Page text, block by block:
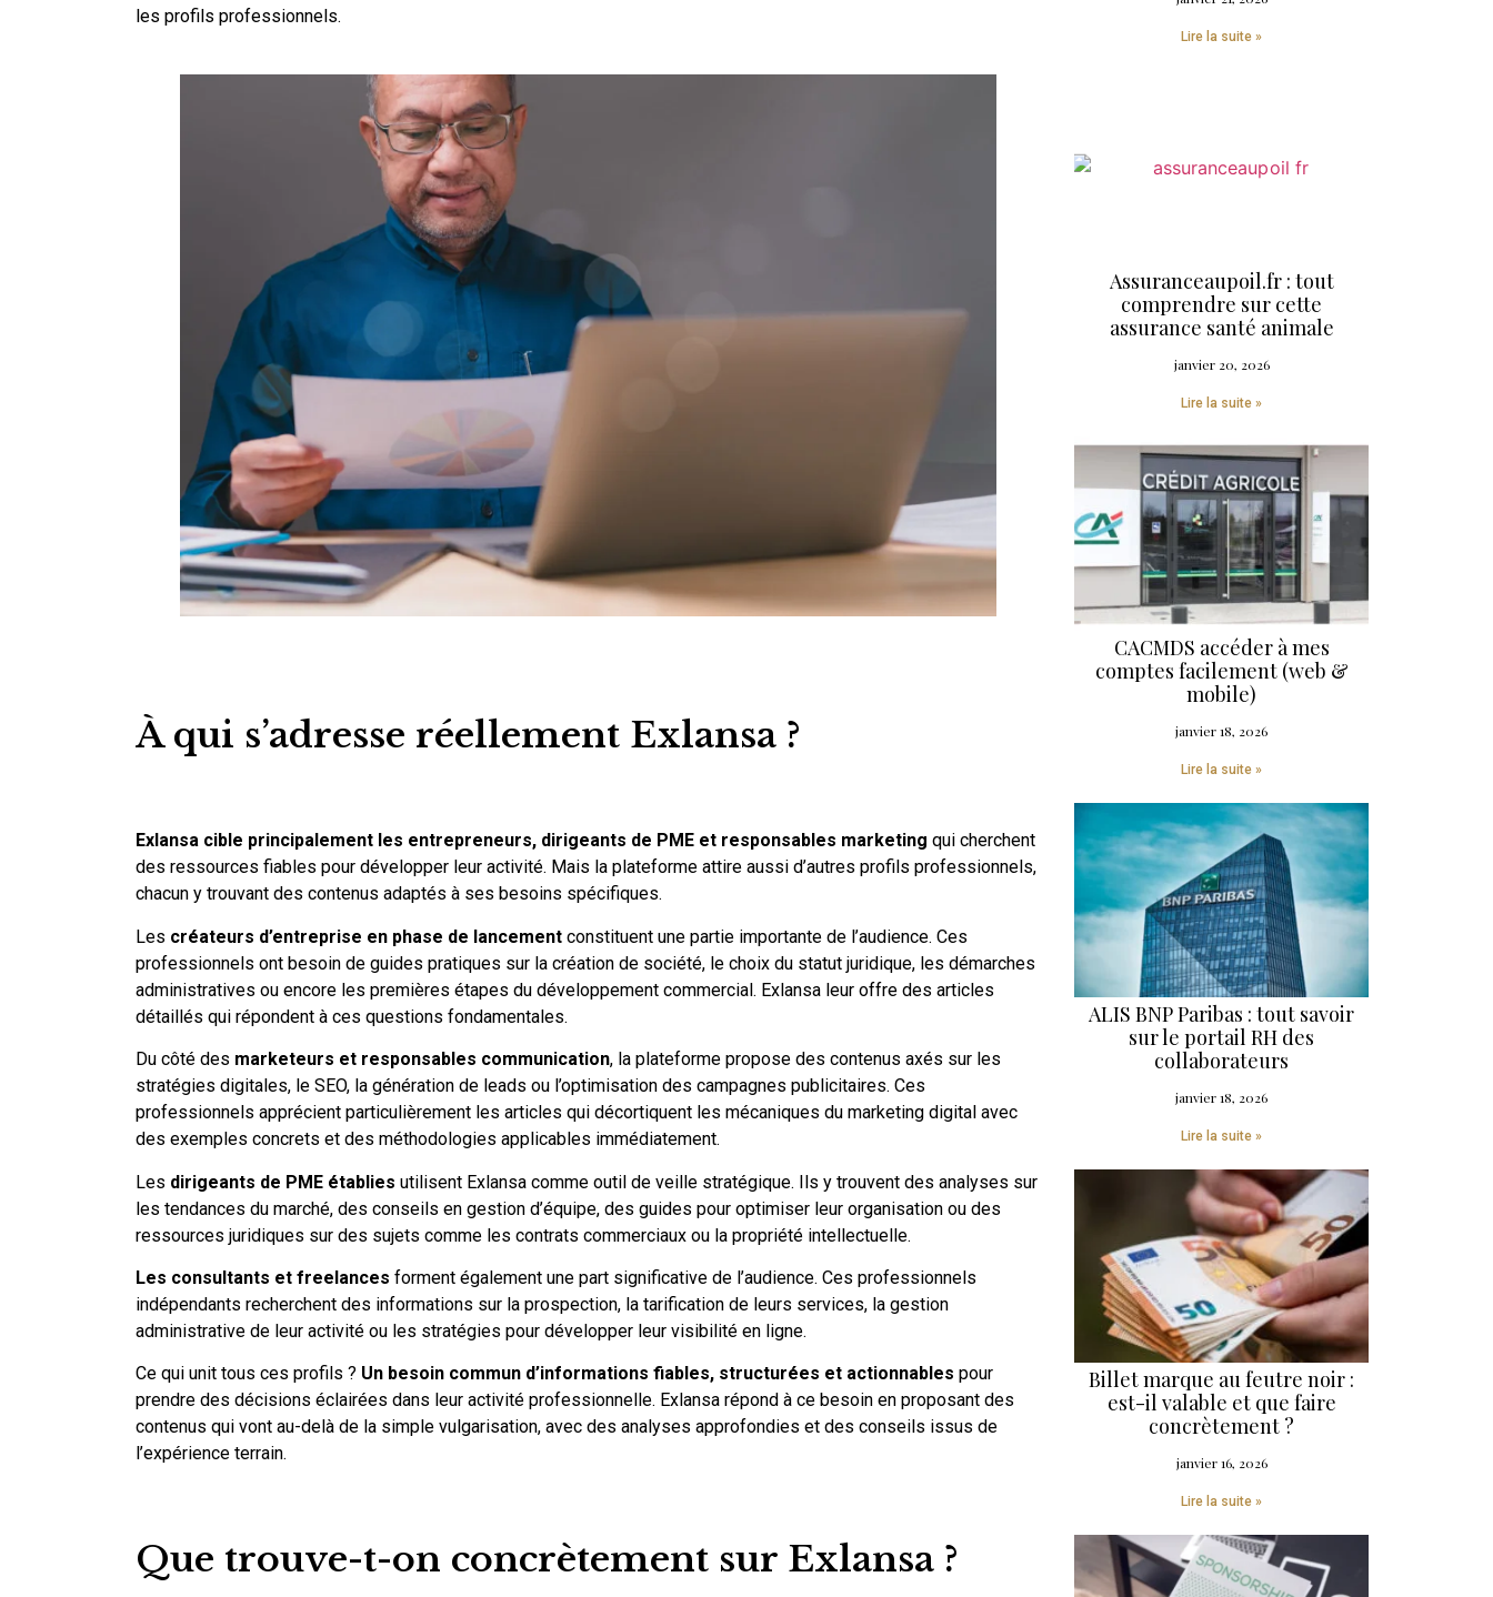
les profils professionnels.
À qui s’adresse réellement Exlansa ?
Exlansa cible principalement les entrepreneurs, dirigeants de PME et responsables marketing qui cherchent
des ressources fiables pour développer leur activité. Mais la plateforme attire aussi d’autres profils professionnels,
chacun y trouvant des contenus adaptés à ses besoins spécifiques.
Les créateurs d’entreprise en phase de lancement constituent une partie importante de l’audience. Ces
professionnels ont besoin de guides pratiques sur la création de société, le choix du statut juridique, les démarches
administratives ou encore les premières étapes du développement commercial. Exlansa leur offre des articles
détaillés qui répondent à ces questions fondamentales.
Du côté des marketeurs et responsables communication, la plateforme propose des contenus axés sur les
stratégies digitales, le SEO, la génération de leads ou l’optimisation des campagnes publicitaires. Ces
professionnels apprécient particulièrement les articles qui décortiquent les mécaniques du marketing digital avec
des exemples concrets et des méthodologies applicables immédiatement.
Les dirigeants de PME établies utilisent Exlansa comme outil de veille stratégique. Ils y trouvent des analyses sur
les tendances du marché, des conseils en gestion d’équipe, des guides pour optimiser leur organisation ou des
ressources juridiques sur des sujets comme les contrats commerciaux ou la propriété intellectuelle.
Les consultants et freelances forment également une part significative de l’audience. Ces professionnels
indépendants recherchent des informations sur la prospection, la tarification de leurs services, la gestion
administrative de leur activité ou les stratégies pour développer leur visibilité en ligne.
Ce qui unit tous ces profils ? Un besoin commun d’informations fiables, structurées et actionnables pour
prendre des décisions éclairées dans leur activité professionnelle. Exlansa répond à ce besoin en proposant des
contenus qui vont au-delà de la simple vulgarisation, avec des analyses approfondies et des conseils issus de
l’expérience terrain.
Que trouve-t-on concrètement sur Exlansa ?
Lire la suite »
Assuranceaupoil.fr : tout
comprendre sur cette
assurance santé animale
janvier 20, 2026
Lire la suite »
CACMDS accéder à mes
comptes facilement (web &
mobile)
janvier 18, 2026
Lire la suite »
ALIS BNP Paribas : tout savoir
sur le portail RH des
collaborateurs
janvier 18, 2026
Lire la suite »
Billet marque au feutre noir :
est-il valable et que faire
concrètement ?
janvier 16, 2026
Lire la suite »